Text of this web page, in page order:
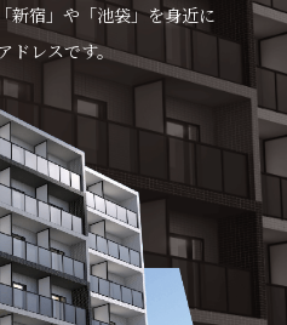
新宿」や「池袋」を身近に
ドレスです。